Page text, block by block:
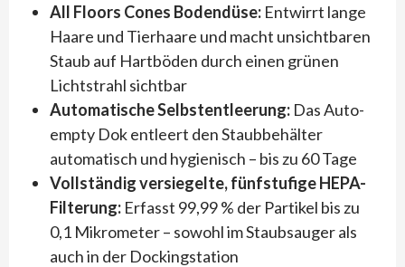
All Floors Cones Bodendüse: Entwirrt lange
Haare und Tierhaare und macht unsichtbaren
Staub auf Hartböden durch einen grünen
Lichtstrahl sichtbar
Automatische Selbstentleerung: Das Auto-
empty Dok entleert den Staubbehälter
automatisch und hygienisch – bis zu 60 Tage
Vollständig versiegelte, fünfstufige HEPA-
Filterung: Erfasst 99,99 % der Partikel bis zu
0,1 Mikrometer – sowohl im Staubsauger als
auch in der Dockingstation